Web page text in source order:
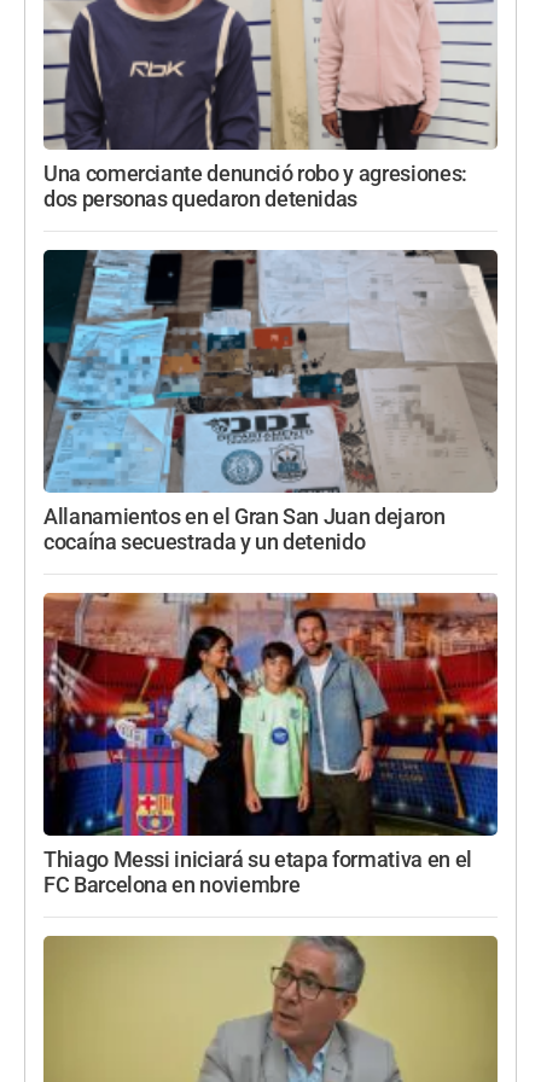
Una comerciante denunció robo y agresiones:
dos personas quedaron detenidas
Allanamientos en el Gran San Juan dejaron
cocaína secuestrada y un detenido
Thiago Messi iniciará su etapa formativa en el
FC Barcelona en noviembre